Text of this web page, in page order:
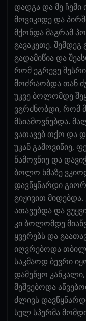
დადგა და მე ჩემი
მოვიკიდე და
მქონდა მაგრამ
გავაკეთე. შემდეგ
გადამიწია და
რომ ეგრევე
მოძრაობდა თან
უკვე ბოლომდე
ვგრძნობდი, რომ
მსიამოვნებდა.
ვათავებ თქო და
უკან გამოვიწიე,
წამოვწიე და
ბოლო ხმაზე
დავწყნარდი
გიჟივით
ათავებდა და
კი ბოლომდე
ყვერებს და
იღვრებოდა
საკმაოდ ბევრი
დამეწყო
მეშვებოდა
ძლივს
სულ სპერმა